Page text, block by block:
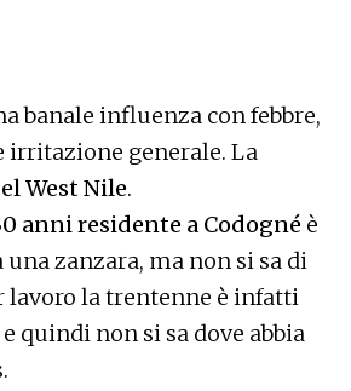
banale influenza con febbre,
irritazione generale. La
West Nile.
anni residente a Codogné è
zanzara, ma non si sa di
lavoro la trentenne è infatti
quindi non si sa dove abbia